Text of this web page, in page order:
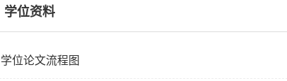
学位资料
学位论文流程图